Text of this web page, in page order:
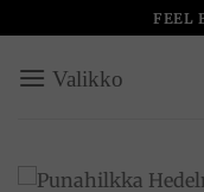
to
content
FEEL